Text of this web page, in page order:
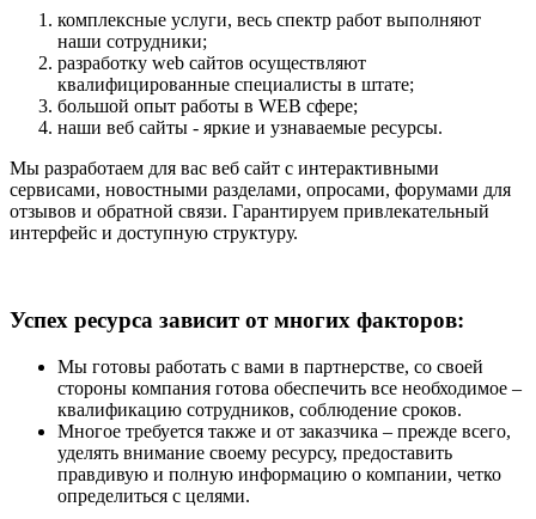
комплексные услуги, весь спектр работ выполняют
наши сотрудники;
разработку web сайтов осуществляют
квалифицированные специалисты в штате;
большой опыт работы в WEB сфере;
наши веб сайты - яркие и узнаваемые ресурсы.
Мы разработаем для вас веб сайт с интерактивными
сервисами, новостными разделами, опросами, форумами для
отзывов и обратной связи. Гарантируем привлекательный
интерфейс и доступную структуру.
Успех ресурса зависит от многих факторов:
Мы готовы работать с вами в партнерстве, со своей
стороны компания готова обеспечить все необходимое –
квалификацию сотрудников, соблюдение сроков.
Многое требуется также и от заказчика – прежде всего,
уделять внимание своему ресурсу, предоставить
правдивую и полную информацию о компании, четко
определиться с целями.